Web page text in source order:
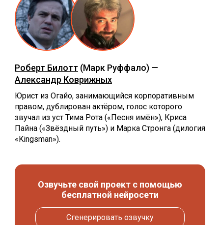
Роберт Билотт (Марк Руффало) —
Александр Коврижных
Юрист из Огайо, занимающийся корпоративным
правом, дублирован актёром, голос которого
звучал из уст Тима Рота («Песня имён»), Криса
Пайна («Звёздный путь») и Марка Стронга (дилогия
«Kingsman»).
Озвучьте свой проект с помощью
бесплатной нейросети
Сгенерировать озвучку